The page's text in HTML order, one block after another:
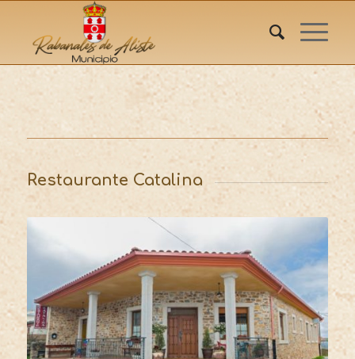
Restaurante Catalina